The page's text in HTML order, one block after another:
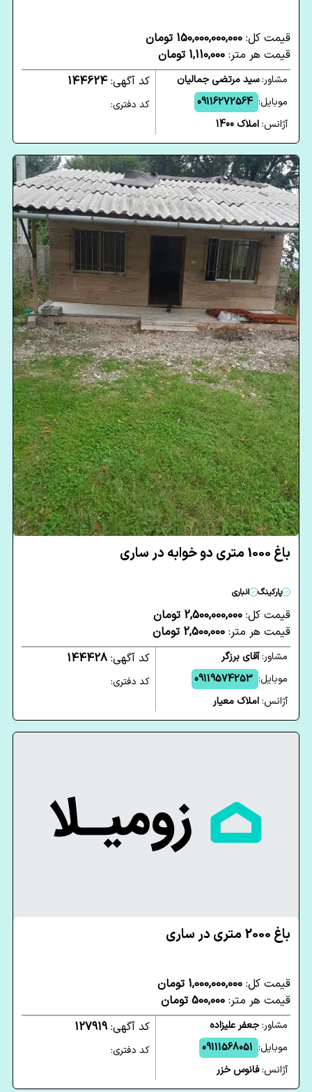
قیمت کل: 150,000,000,000 تومان
قیمت هر متر: 1,110,000 تومان
مشاور:سید مرتضی جمالیان
موبایل: 09116272564
آژانس:املاک 1400
کد آگهی: 144624
کد دفتری:
باغ 1000 متری دو خوابه در ساری
پارکینگ انباری
قیمت کل: 2,500,000,000 تومان
قیمت هر متر: 2,500,000 تومان
مشاور:آقای برزگر
موبایل: 09119574253
آژانس:املاک معیار
کد آگهی: 144428
کد دفتری:
باغ 2000 متری در ساری
قیمت کل: 1,000,000,000 تومان
قیمت هر متر: 500,000 تومان
مشاور:جعفر علیزاده
موبایل: 09111568051
آژانس:فانوس خزر
کد آگهی:127919
کد دفتری: